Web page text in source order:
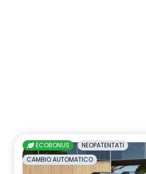
ECOBONUS
NEOPATENTATI
CAMBIO AUTOMATICO